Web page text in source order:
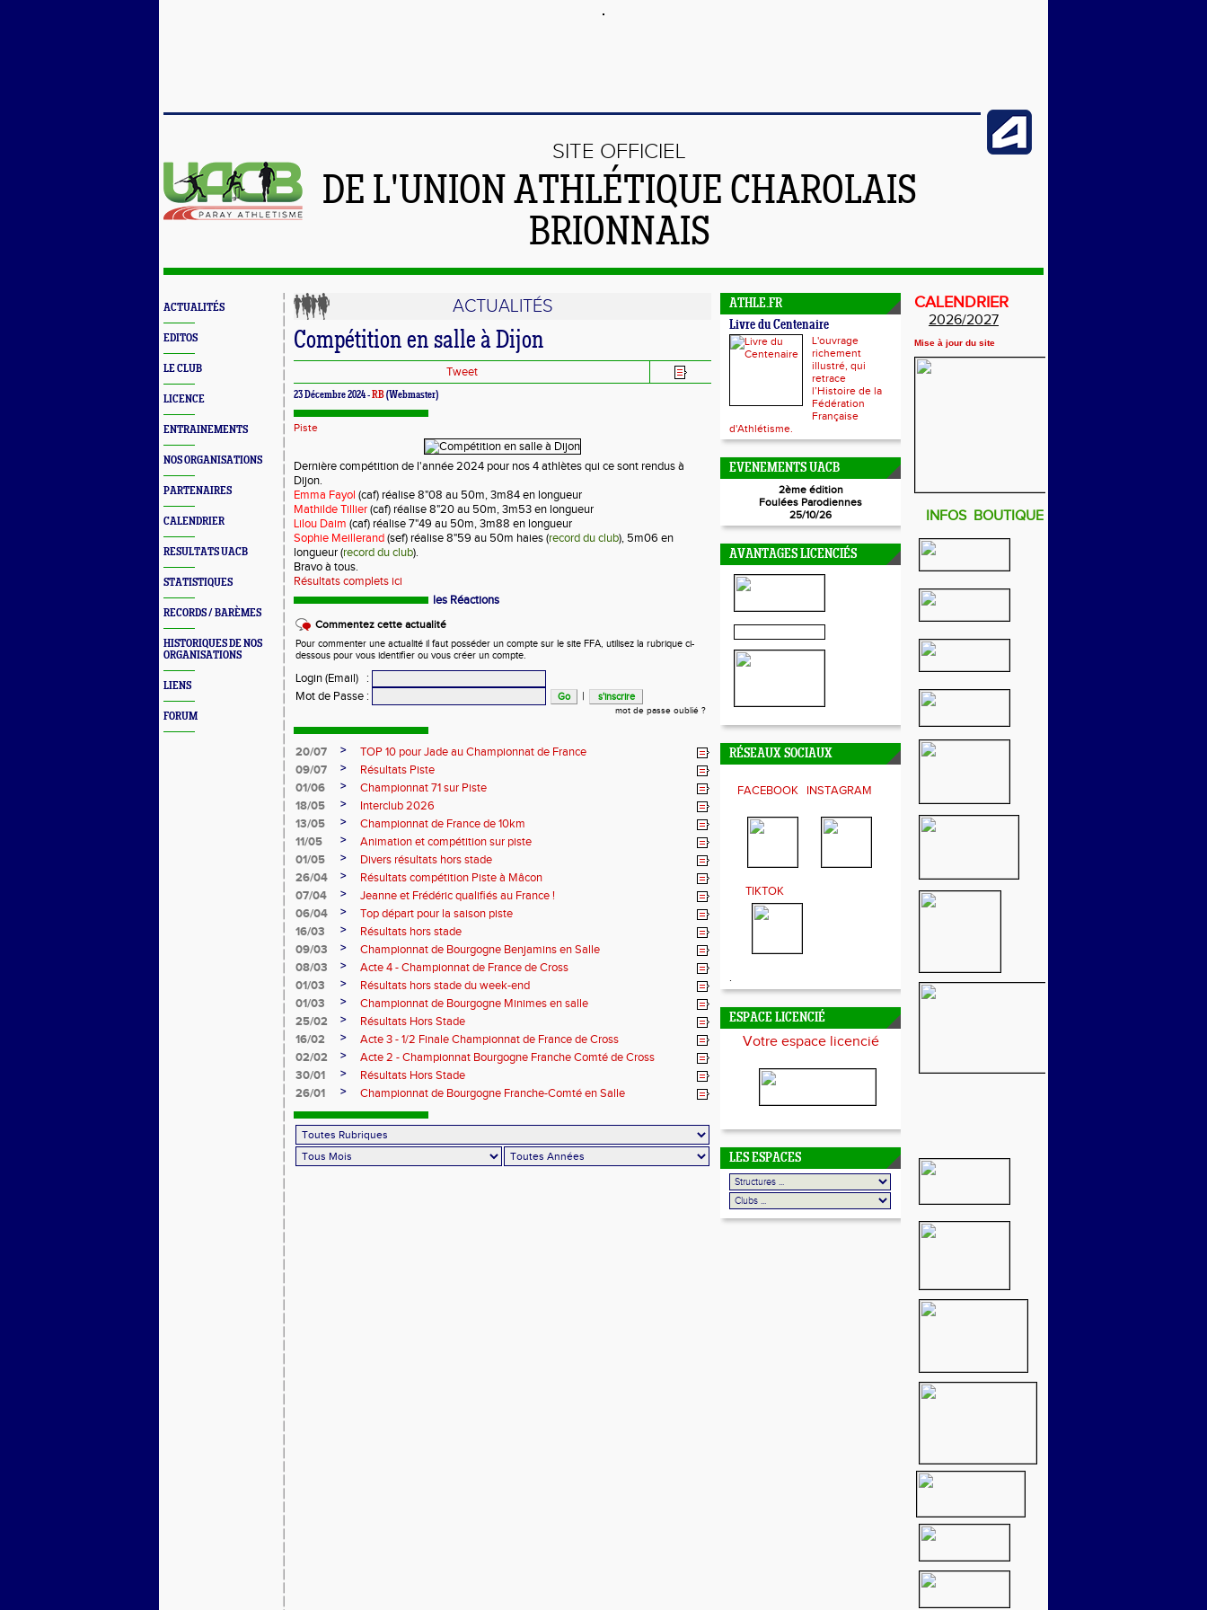
SITE OFFICIEL
DE L'UNION ATHLÉTIQUE CHAROLAIS
BRIONNAIS
ACTUALITÉS
EDITOS
LE CLUB
LICENCE
ENTRAINEMENTS
NOS ORGANISATIONS
PARTENAIRES
CALENDRIER
RESULTATS UACB
STATISTIQUES
RECORDS / BARÈMES
HISTORIQUES DE NOS
ORGANISATIONS
LIENS
FORUM
ACTUALITÉS
Compétition en salle à Dijon
Tweet
23 Décembre 2024 -RB(Webmaster)
Piste
Dernière compétition de l'année 2024 pour nos 4 athlètes qui ce sont rendus à
Dijon.
Emma Fayol (caf) réalise 8"08 au 50m, 3m84 en longueur
Mathilde Tillier(caf) réalise 8"20 au 50m, 3m53 en longueur
Lilou Daim (caf) réalise 7"49 au 50m, 3m88 en longueur
Sophie Meillerand(sef) réalise 8"59 au 50m haies (record du club), 5m06 en
longueur (record du club).
Bravo à tous.
Résultats complets ici
les Réactions
Commentez cette actualité
Pour commenter une actualité il faut posséder un compte sur le site FFA, utilisez la rubrique ci-
dessous pour vous identifier ou vous créer un compte.
Login (Email)
:
Mot de Passe : |
mot de passe oublié ?
20/07 >
TOP 10 pour Jade au Championnat de France
09/07
>
Résultats Piste
01/06
>
Championnat 71 sur Piste
18/05
>
Interclub 2026
13/05
>
Championnat de France de 10km
11/05
>
Animation et compétition sur piste
01/05
>
Divers résultats hors stade
26/04
>
Résultats compétition Piste à Mâcon
07/04
>
Jeanne et Frédéric qualifiés au France !
06/04
>
Top départ pour la saison piste
16/03
>
Résultats hors stade
09/03
>
Championnat de Bourgogne Benjamins en Salle
08/03
>
Acte 4 - Championnat de France de Cross
01/03
>
Résultats hors stade du week-end
01/03
>
Championnat de Bourgogne Minimes en salle
25/02
>
Résultats Hors Stade
16/02
>
Acte 3 - 1/2 Finale Championnat de France de Cross
02/02
>
Acte 2 - Championnat Bourgogne Franche Comté de Cross
30/01
>
Résultats Hors Stade
26/01
> Championnat de Bourgogne Franche-Comté en Salle
ATHLE.FR
Livre du Centenaire
L'ouvrage
richement
illustré, qui
retrace
l’Histoire de la
Fédération
Française
d'Athlétisme.
EVENEMENTS UACB
2ème édition
Foulées Parodiennes
25/10/26
AVANTAGES LICENCIÉS
RÉSEAUX SOCIAUX
FACEBOOK INSTAGRAM
TIKTOK
.
ESPACE LICENCIÉ
Votre espace licencié
LES ESPACES
CALENDRIER
2026/2027
Mise à jour du site
INFOS BOUTIQUE